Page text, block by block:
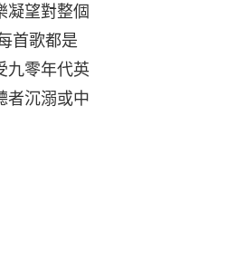
凝望對整個
首歌都是
九零年代英
者沉溺或中